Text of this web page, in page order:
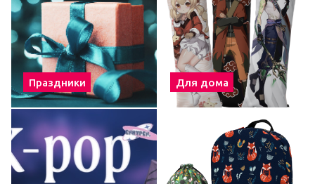
Праздники Для дома